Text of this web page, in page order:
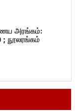
அரங்கம்:
; நூலரங்கம்